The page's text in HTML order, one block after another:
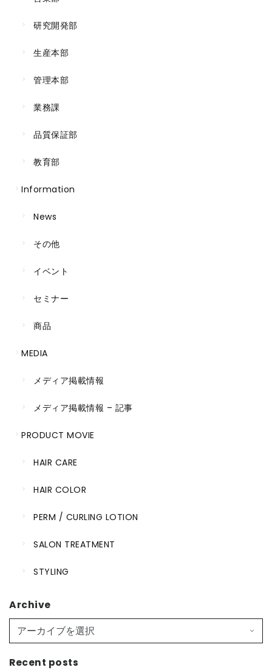
研究開発部
生産本部
管理本部
業務課
品質保証部
教育部
Information
News
その他
イベント
セミナー
商品
MEDIA
メディア掲載情報
メディア掲載情報 – 記事
PRODUCT MOVIE
HAIR CARE
HAIR COLOR
PERM / CURLING LOTION
SALON TREATMENT
STYLING
Archive
Recent posts